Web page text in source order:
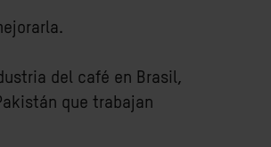
del café en Brasil,
que trabajan